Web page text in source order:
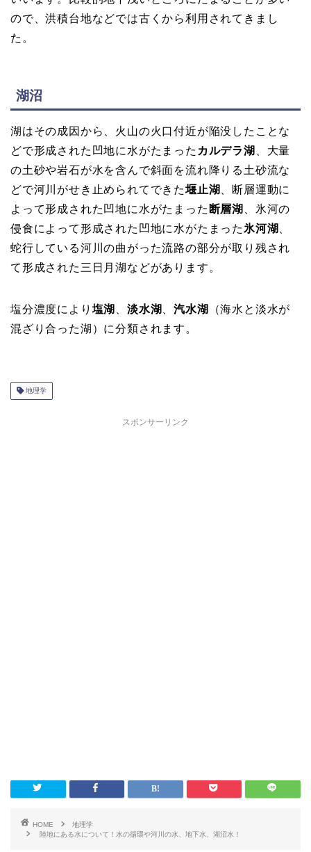
ので、洪積台地などでは古くから利用されてきまし
た。
湖沼
湖はその成因から、火山の火口付近が陥没したことな
どで形成された凹地に水がたまった カルデラ湖
、大量
の土砂や岩石が水を含んで斜面を流れ降りる土砂流な
どで河川がせき止められてできた堰止湖
、断層運動に
よって形成された凹地に水がたまった 断層湖
、氷河の
侵食によって形成された凹地に水がたまった 氷河湖
蛇行している河川の曲がった流路の部分が取り残され
て形成された三日月湖などがあります。
塩分濃度により 塩湖 、淡水湖 、汽水湖
（海水と淡水が
混ざり合った湖）に分類されます。
地理学
スポンサーリンク
HOME
地理学
陸地にある水について！水の循環や河川の水、地下水、湖沼水！